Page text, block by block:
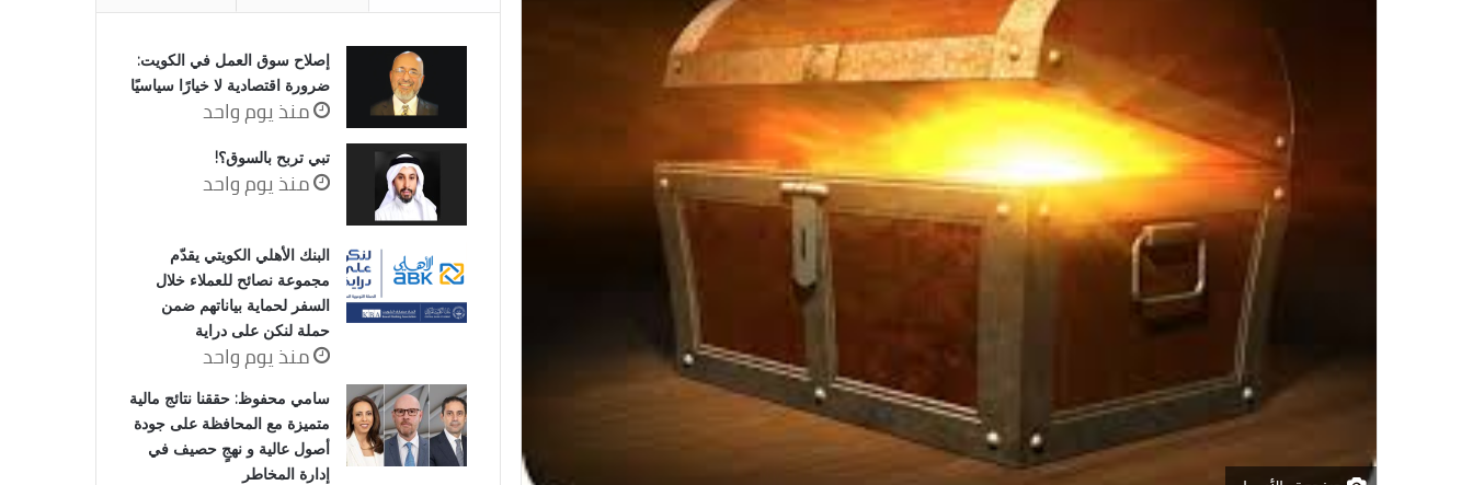
إصلاح سوق العمل في الكويت:
ضرورة اقتصادية لا خيارًا سياسيًا
منذ يوم واحد
تبي تربح بالسوق؟!
منذ يوم واحد
البنك الأهلي الكويتي يقدّم
مجموعة نصائح للعملاء خلال
السفر لحماية بياناتهم ضمن
حملة لنكن على دراية
منذ يوم واحد
سامي محفوظ: حققنا نتائج مالية
متميزة مع المحافظة على جودة
أصول عالية و نهجٍ حصيف في
إدارة المخاطر